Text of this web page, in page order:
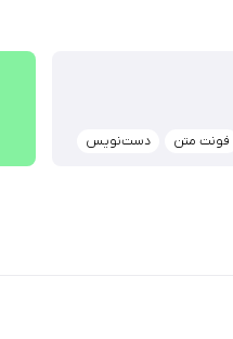
فونت متن دست‌نویس